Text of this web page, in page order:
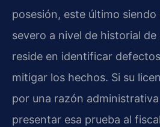
posesión, este último
severo a nivel de historial de
reside en identificar
mitigar los hechos. Si su
por una razón
presentar esa prueba al